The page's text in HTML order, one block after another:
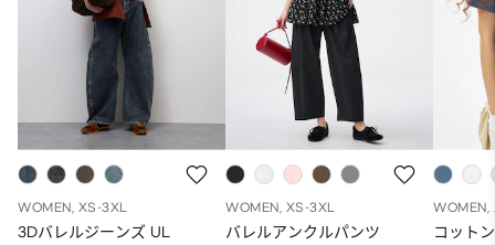
WOMEN, XS-3XL
3Dバレルジーンズ UL
WOMEN, XS-3XL
バレルアンクルパンツ
WOMEN,
コット